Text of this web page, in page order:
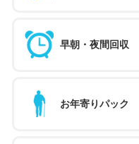
早朝・夜間回収
お年寄りパック